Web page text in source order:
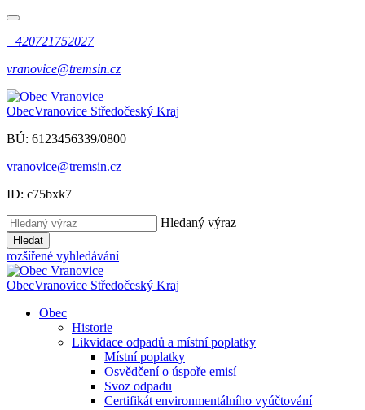
+420721752027
vranovice@tremsin.cz
ObecVranovice Středočeský Kraj
BÚ: 6123456339/0800
vranovice@tremsin.cz
ID: c75bxk7
Hledaný výraz
Hledat
rozšířené vyhledávání
ObecVranovice Středočeský Kraj
Obec
Historie
Likvidace odpadů a místní poplatky
Místní poplatky
Osvědčení o úspoře emisí
Svoz odpadu
Certifikát environmentálního vyúčtování